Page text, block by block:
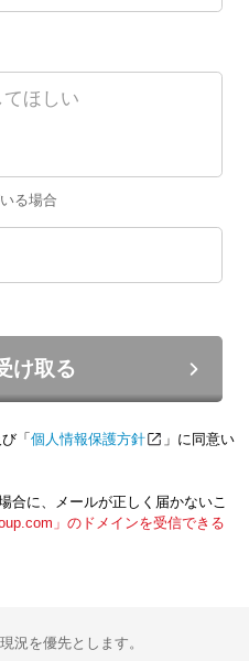
る場合
け取る
「 個人情報保護方針
」に同意い
合に、メールが正しく届かないこ
」のドメインを受信できる
況を優先とします。